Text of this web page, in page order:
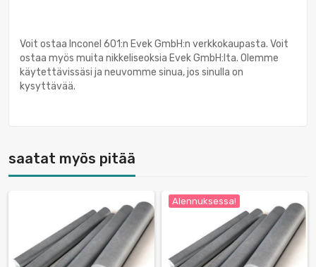
Voit ostaa Inconel 601:n Evek GmbH:n verkkokaupasta. Voit
ostaa myös muita nikkeliseoksia Evek GmbH:lta. Olemme
käytettävissäsi ja neuvomme sinua, jos sinulla on
kysyttävää.
saatat myös pitää
Alennuksessa!